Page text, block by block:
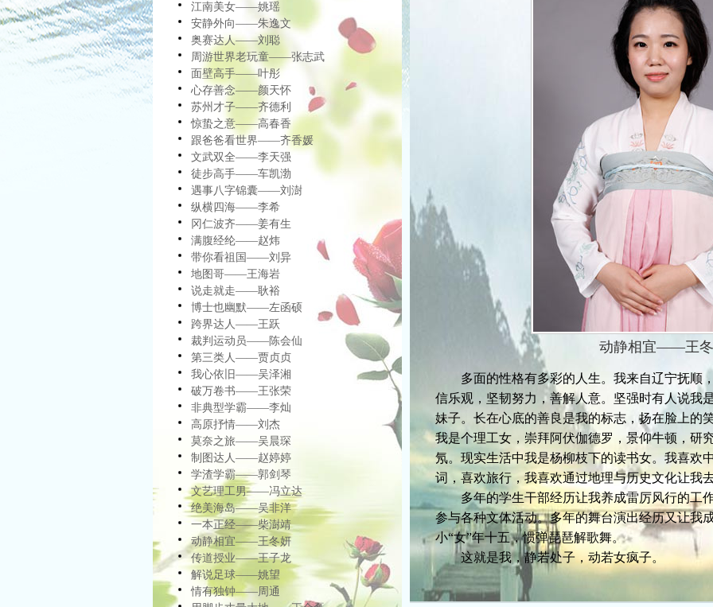
江南美女——姚瑶
安静外向——朱逸文
奥赛达人——刘聪
周游世界老玩童——张志武
面壁高手——叶彤
心存善念——颜天怀
苏州才子——齐德利
惊蛰之意——高春香
跟爸爸看世界——齐香媛
文武双全——李天强
徒步高手——车凯渤
遇事八字锦囊——刘澍
纵横四海——李希
冈仁波齐——姜有生
满腹经纶——赵炜
带你看祖国——刘异
地图哥——王海岩
说走就走——耿裕
博士也幽默——左函硕
跨界达人——王跃
裁判运动员——陈会仙
第三类人——贾贞贞
我心依旧——吴泽湘
破万卷书——王张荣
非典型学霸——李灿
高原抒情——刘杰
莫奈之旅——吴晨琛
制图达人——赵婷婷
学渣学霸——郭剑琴
文艺理工男——冯立达
绝美海岛——吴非洋
一本正经——柴澍靖
动静相宜——王冬妍
传道授业——王子龙
解说足球——姚望
情有独钟——周通
动静相宜——王
多面的性格有多彩的人生。我来自辽宁抚顺
信乐观，坚韧努力，善解人意。坚强时有人说我
妹子。长在心底的善良是我的标志，扬在脸上的
我是个理工女，崇拜阿伏伽德罗，景仰牛顿，研
氖。现实生活中我是杨柳枝下的读书女。我喜欢
词，喜欢旅行，我喜欢通过地理与历史文化让我
多年的学生干部经历让我养成雷厉风行的工
参与各种文体活动。多年的舞台演出经历又让我
小“女”年十五，惯弹琵琶解歌舞。
这就是我，静若处子，动若女疯子。